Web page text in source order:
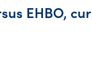
EHBO,